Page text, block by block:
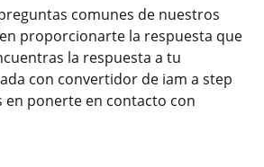
comunes de nuestros
proporcionarte la respuesta que
la respuesta a tu
con convertidor de iam a step
en ponerte en contacto con